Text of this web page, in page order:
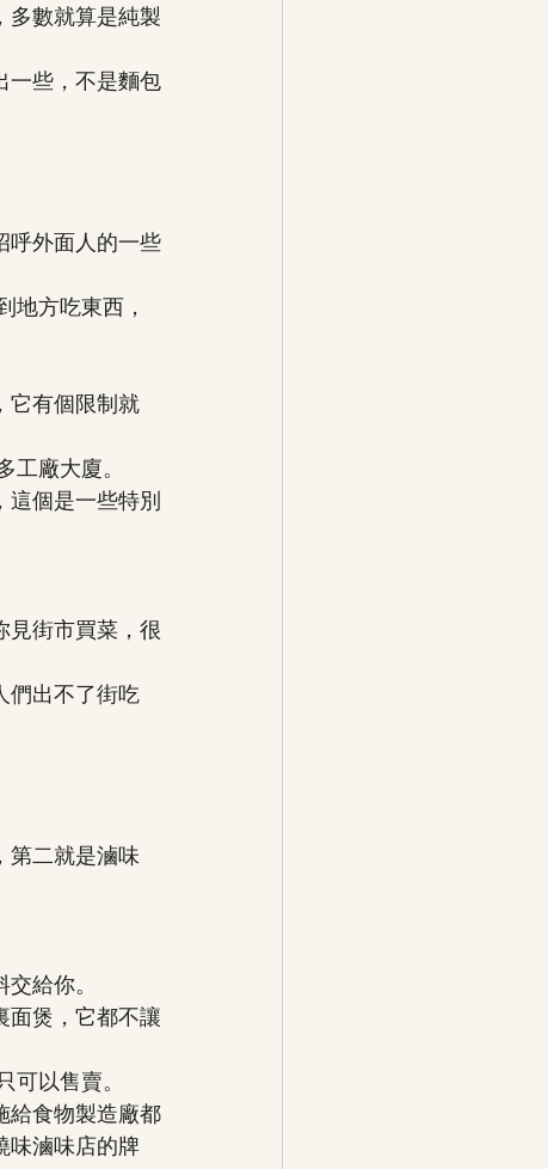
多數就算是純製
一些，不是麵包
呼外面人的一些
地方吃東西，
它有個限制就
廠大廈。
這個是一些特別
見街市買菜，很
們出不了街吃
第二就是滷味
給你。
面煲，它都不讓
以售賣。
給食物製造廠都
味滷味店的牌